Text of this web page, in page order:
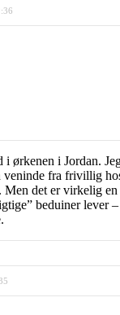
i ørkenen i Jordan.
veninde fra frivillig
Men det er virkelig
beduiner lever